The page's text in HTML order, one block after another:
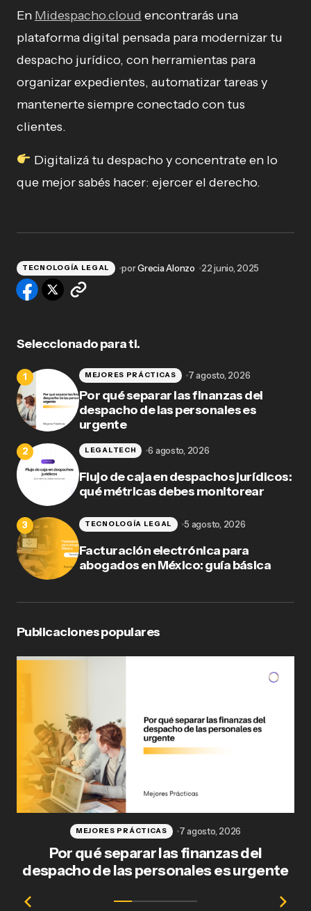
En Midespacho.cloud encontrarás una
plataforma digital pensada para modernizar tu
despacho jurídico, con herramientas para
organizar expedientes, automatizar tareas y
mantenerte siempre conectado con tus
clientes.
Digitalizá tu despacho y concentrate en lo
que mejor sabés hacer: ejercer el derecho.
TECNOLOGÍA LEGAL porGrecia Alonzo 22 junio, 2025
Seleccionado para ti.
Por qué separar las finanzas del
despacho de las personales es
urgente
MEJORES PRÁCTICAS 7 agosto, 2026
Flujo de caja en despachos jurídicos:
qué métricas debes monitorear
LEGALTECH 6 agosto, 2026
Facturación electrónica para
abogados en México: guía básica
TECNOLOGÍA LEGAL 5 agosto, 2026
Publicaciones populares
Por qué separar las finanzas del
despacho de las personales es urgente
MEJORES PRÁCTICAS 7 agosto, 2026